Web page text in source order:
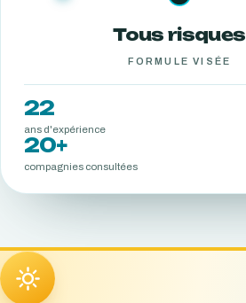
Tous risques
FORMULE VISÉE
22
ans d'expérience
20+
compagnies consultées